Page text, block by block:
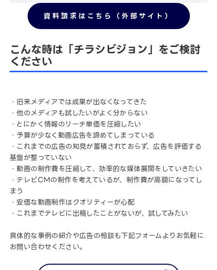
資料請求はこちら（外部サイト）
こんな時は「チラシビジョン」をご検討
ください
・旧来メディアでは成果が出なくなってきた
・他のメディアも試したいがよく分からない
・とにかく情報のリーチ単価を圧縮したい
・予算が少なく動画広告を諦めてしまっている
・これまでの広告の知見が蓄積されておらず、広告を評価する
基盤が整っていない
・動画の制作費を圧縮して、効率的な媒体展開をしていきたい
・テレビCMの制作を考えているが、制作費が高額になってし
まう
・安価な動画制作はクオリティーが心配
・これまでテレビに出稿したことがないが、試してみたい
具体的な事例の紹介や広告の相談も下記フォームよりお気軽に
お問い合わせください。